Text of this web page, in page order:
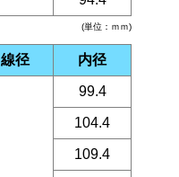
(単位：ｍｍ)
線径 内径
99.4
104.4
109.4